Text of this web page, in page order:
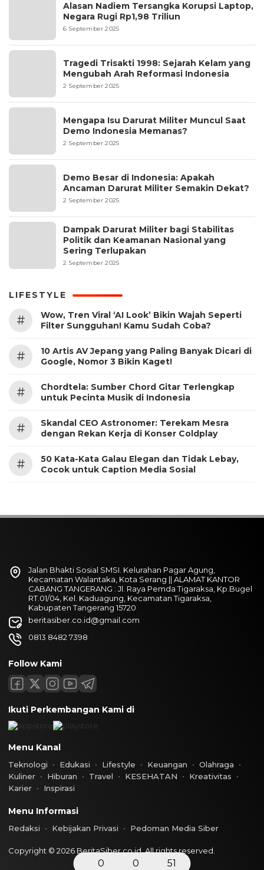
0 0 51
Alasan Nadiem Tersangka Korupsi Laptop,
Negara Rugi Rp1,98 Triliun
6 September 2025
Tragedi Trisakti 1998: Sejarah Kelam yang
Mengubah Arah Reformasi Indonesia
2 September 2025
Mengapa Isu Darurat Militer Muncul Saat
Demo Indonesia Memanas?
2 September 2025
Demo Besar di Indonesia: Apakah
Ancaman Darurat Militer Semakin Dekat?
2 September 2025
Dampak Darurat Militer bagi Stabilitas
Politik dan Keamanan Nasional yang
Sering Terlupakan
2 September 2025
LIFESTYLE
#
Wow, Tren Viral ‘AI Look’ Bikin Wajah Seperti
Filter Sungguhan! Kamu Sudah Coba?
#
10 Artis AV Jepang yang Paling Banyak Dicari di
Google, Nomor 3 Bikin Kaget!
#
Chordtela: Sumber Chord Gitar Terlengkap
untuk Pecinta Musik di Indonesia
#
Skandal CEO Astronomer: Terekam Mesra
dengan Rekan Kerja di Konser Coldplay
#
50 Kata-Kata Galau Elegan dan Tidak Lebay,
Cocok untuk Caption Media Sosial
Jalan Bhakti Sosial SMSI. Kelurahan Pagar Agung,
Kecamatan Walantaka, Kota Serang || ALAMAT KANTOR
CABANG TANGERANG : Jl. Raya Pemda Tigaraksa, Kp.Bugel
RT.01/04, Kel. Kaduagung, Kecamatan Tigaraksa,
Kabupaten Tangerang 15720
beritasiber.co.id@gmail.com
0813 8482 7398
Follow Kami
Ikuti Perkembangan Kami di
Menu Kanal
Teknologi Edukasi Lifestyle Keuangan
Olahraga
Kuliner
Hiburan Travel KESEHATAN
Kreativitas
Karier
Inspirasi
Menu Informasi
Redaksi Kebijakan Privasi Pedoman Media Siber
Copyright © 2026 BeritaSiber.co.id. All rights reserved.